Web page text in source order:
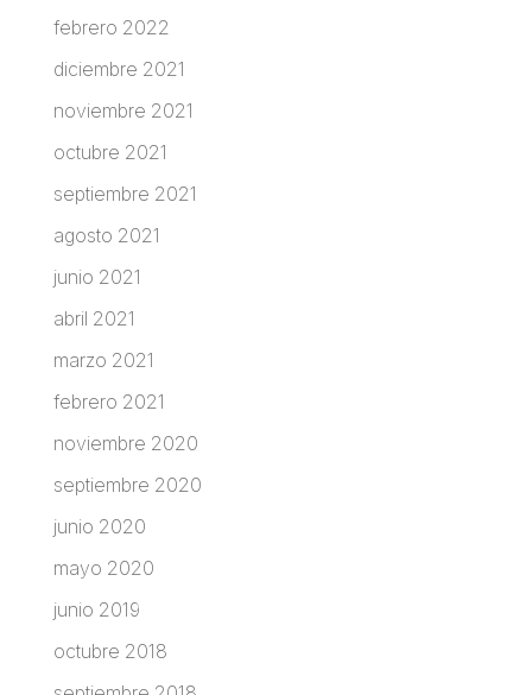
febrero 2022
diciembre 2021
noviembre 2021
octubre 2021
septiembre 2021
agosto 2021
junio 2021
abril 2021
marzo 2021
febrero 2021
noviembre 2020
septiembre 2020
junio 2020
mayo 2020
junio 2019
octubre 2018